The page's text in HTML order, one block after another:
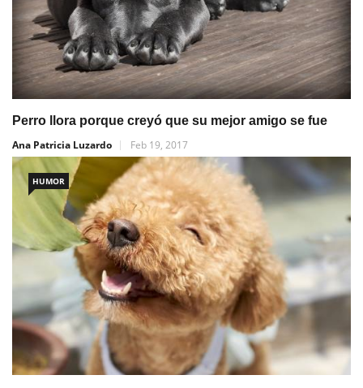
Perro llora porque creyó que su mejor amigo se fue
Ana Patricia Luzardo
Feb 19, 2017
HUMOR